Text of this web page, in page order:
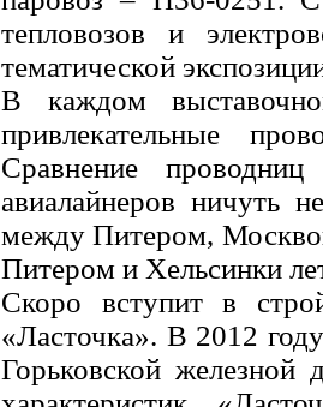
тепловозов и
тематической
В каждом
привлекательные
Сравнение
авиалайнеров ничуть
между Питером,
Питером и Хельсинки
Скоро вступит в
«Ласточка». В 2012
Горьковской